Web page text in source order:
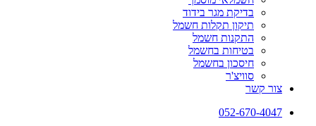
בדיקת מגר בידוד
תיקון תקלות חשמל
התקנות חשמל
בטיחות בחשמל
חיסכון בחשמל
סוויצ'ר
צור קשר
052-670-4047